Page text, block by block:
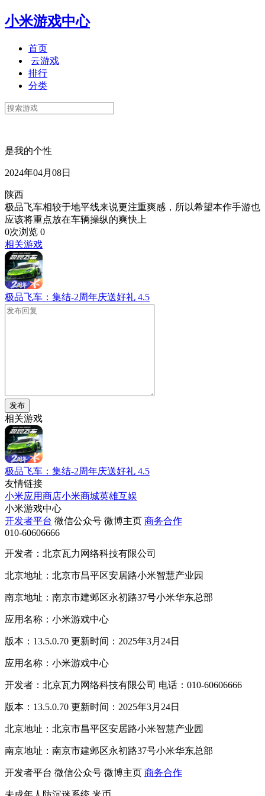
小米游戏中心
首页
云游戏
排行
分类
是我的个性
2024年04月08日
陕西
极品飞车相较于地平线来说更注重爽感，所以希望本作手游也
应该将重点放在车辆操纵的爽快上
0次浏览 0
相关游戏
极品飞车：集结-2周年庆送好礼 4.5
发布
相关游戏
极品飞车：集结-2周年庆送好礼 4.5
友情链接
小米应用商店小米商城英雄互娱
小米游戏中心
开发者平台 微信公众号 微博主页 商务合作
010-60606666
开发者：北京瓦力网络科技有限公司
北京地址：北京市昌平区安居路小米智慧产业园
南京地址：南京市建邺区永初路37号小米华东总部
应用名称：小米游戏中心
版本：13.5.0.70 更新时间：2025年3月24日
应用名称：小米游戏中心
开发者：北京瓦力网络科技有限公司 电话：010-60606666
版本：13.5.0.70 更新时间：2025年3月24日
北京地址：北京市昌平区安居路小米智慧产业园
南京地址：南京市建邺区永初路37号小米华东总部
开发者平台 微信公众号 微博主页 商务合作